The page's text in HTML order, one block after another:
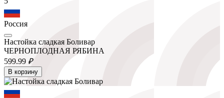
Россия
Настойка сладкая Боливар
ЧЕРНОПЛОДНАЯ РЯБИНА
599.99 ₽
В корзину